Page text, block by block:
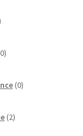
0izdelkov
0izdelkov
2izdelka